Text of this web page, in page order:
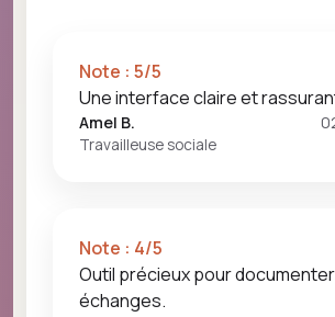
Note : 5/5
Une interface claire et
Amel B.
Travailleuse sociale
Note : 4/5
Outil précieux pour
échanges.